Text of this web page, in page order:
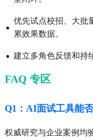
· 优先试点校招、大批
累效果数据。
· 建立多角色反馈和持
FAQ 专区
Q1：AI面试工具能
权威研究与企业案例均